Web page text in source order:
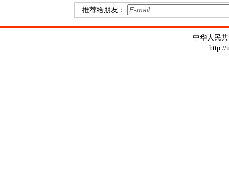
推荐给朋友：
中华人民
http://